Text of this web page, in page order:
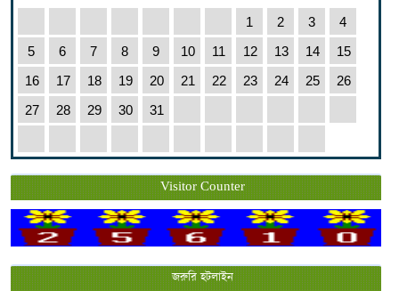
1
2 3
4
5
6 7 8 9 10 11 12 13 14
15
16
17 18 19 20 21 22 23 24 25
26
27
28 29 30 31
Visitor Counter
জরুরি হটলাইন